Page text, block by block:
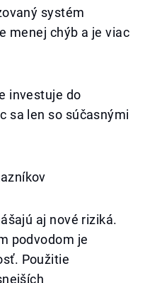
systém
menej chýb a je viac
investuje do
sa len so súčasnými
aj nové riziká.
podvodom je
Použitie